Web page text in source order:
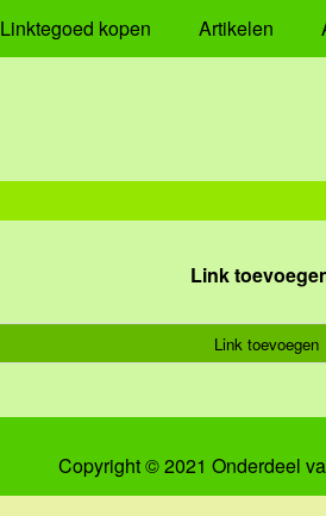
Linktegoed kopen Artikelen
Link
Link toevoegen
Copyright © 2021 Onderdeel